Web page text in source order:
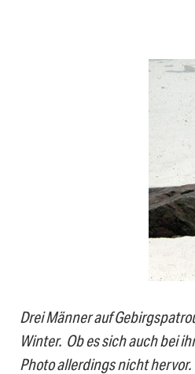
Drei Männer auf
Winter. Ob es sich auch bei
Photo allerdings nicht hervor.